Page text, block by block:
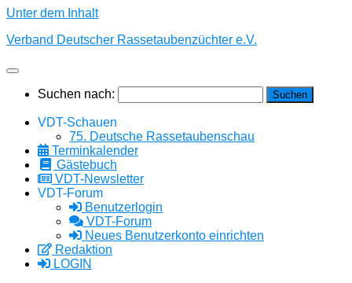
Unter dem Inhalt
Verband Deutscher Rassetaubenzüchter e.V.
Suchen nach:
VDT-Schauen
75. Deutsche Rassetaubenschau
Terminkalender
Gästebuch
VDT-Newsletter
VDT-Forum
Benutzerlogin
VDT-Forum
Neues Benutzerkonto einrichten
Redaktion
LOGIN